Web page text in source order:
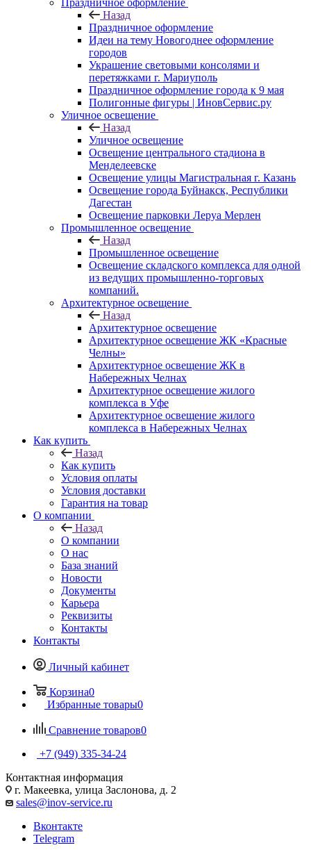
Праздничное оформление
Назад
Праздничное оформление
Идеи на тему Новогоднее оформление
городов
Украшение световыми консолями и
перетяжками г. Мариуполь
Праздничное оформление города к 9 мая
Полигонные фигуры | ИновСервис.ру
Уличное освещение
Назад
Уличное освещение
Освещение центрального стадиона в
Менделеевске
Освещение улицы Магистральная г. Казань
Освещение города Буйнакск, Республики
Дагестан
Освещение парковки Леруа Мерлен
Промышленное освещение
Назад
Промышленное освещение
Освещение складского комплекса для одной
из ведущих промышленно-торговых
компаний.
Архитектурное освещение
Назад
Архитектурное освещение
Архитектурное освещение ЖК «Красные
Челны»
Архитектурное освещение ЖК в
Набережных Челнах
Архитектурное освещение жилого
комплекса в Уфе
Архитектурное освещение жилого
комплекса в Набережных Челнах
Как купить
Назад
Как купить
Условия оплаты
Условия доставки
Гарантия на товар
О компании
Назад
О компании
О нас
База знаний
Новости
Документы
Карьера
Реквизиты
Контакты
Контакты
Личный кабинет
Корзина0
Избранные товары0
Сравнение товаров0
+7 (949) 335-34-24
Контактная информация
г. Макеевка, улица Заслонова, д. 2
sales@inov-service.ru
Вконтакте
Telegram